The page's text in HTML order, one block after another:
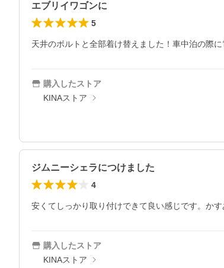
エブリイワゴンに
5
天井のボルトと全部着け替えました！車中泊の際
購入したストア
KINAストア
ジムニーシェラにつけました
4
安くてしっかり取り付けできて良い感じです。か
購入したストア
KINAストア